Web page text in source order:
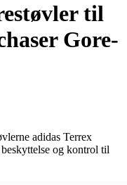
til
Gore-
adidas Terrex
og kontrol til